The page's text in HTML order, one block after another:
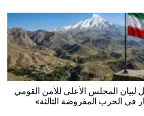
المجلس الأعلى للأمن القومي
في الحرب المفروضة الثالثة»